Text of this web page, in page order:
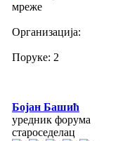
мреже
Организација:
Поруке: 2
Бојан Башић
уредник форума
староседелац